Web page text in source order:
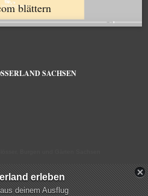
blättern
SACHSEN
erleben
deinem Ausflug